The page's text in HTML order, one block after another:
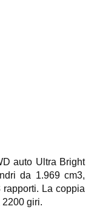
auto Ultra Bright
da 1.969 cm3,
La coppia
giri.